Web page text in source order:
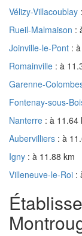
Vélizy-Villacoublay
Rueil-Malmaison :
Joinville-le-Pont :
Romainville : à
Garenne-
Fontenay-sous-
Nanterre : à 11.64
Aubervilliers : à
Igny : à 11.88 km
Villeneuve-le-Roi :